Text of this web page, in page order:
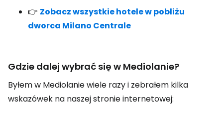
👉 Zobacz wszystkie hotele w pobliżu
dworca Milano Centrale
Gdzie dalej wybrać się w Mediolanie?
Byłem w Mediolanie wiele razy i zebrałem kilka
wskazówek na naszej stronie internetowej: